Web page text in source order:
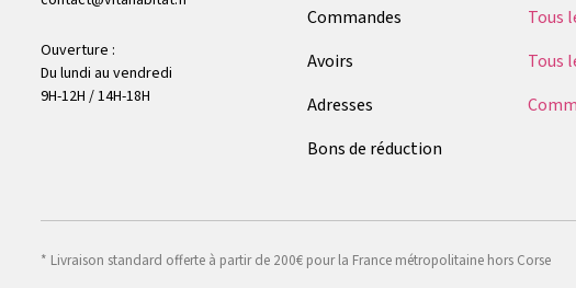
Ouverture :
Du lundi au vendredi
9H-12H / 14H-18H
Commandes
Avoirs
Adresses
Bons de réduction
Tous
Tous
* Livraison standard offerte à partir de 200€ pour la France métropolitaine hors Corse